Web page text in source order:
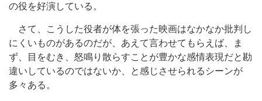
の役を好演している。
さて、こうした役者が体を張った映画はなかなか批判し
にくいものがあるのだが、あえて言わせてもらえば、ま
ず、目をむき、怒鳴り散らすことが豊かな感情表現だと勘
違いしているのではないか、と感じさせられるシーンが
多々ある。